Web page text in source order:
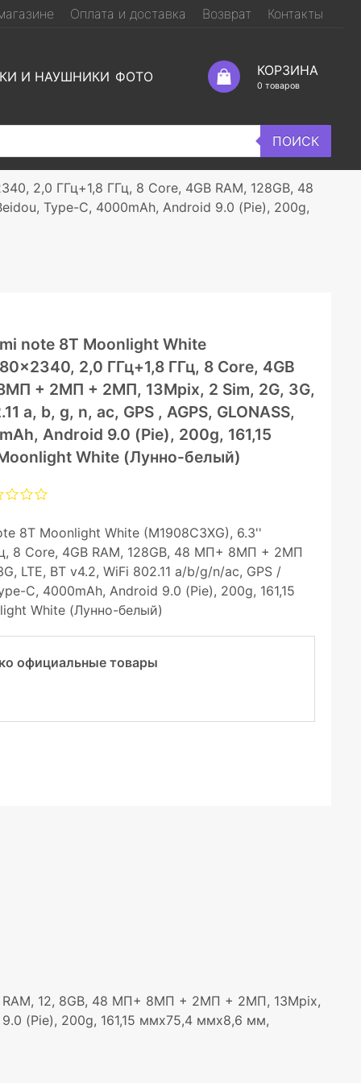
Оплата и доставка Возврат Контакты
И НАУШНИКИ ФОТО КОРЗИНА
0 товаров
ПОИСК
2,0 ГГц+1,8 ГГц, 8 Core, 4GB RAM, 128GB, 48
Type-C, 4000mAh, Android 9.0 (Pie), 200g,
note 8T Moonlight White
2,0 ГГц+1,8 ГГц, 8 Core, 4GB
+ 2МП + 2МП, 13Mpix, 2 Sim, 2G, 3G,
a, b, g, n, ac, GPS , AGPS, GLONASS,
Android 9.0 (Pie), 200g, 161,15
White (Лунно-белый)
8T Moonlight White (M1908C3XG), 6.3''
8 Core, 4GB RAM, 128GB, 48 МП+ 8МП + 2МП
LTE, BT v4.2, WiFi 802.11 a/b/g/n/ac, GPS /
C, 4000mAh, Android 9.0 (Pie), 200g, 161,15
White (Лунно-белый)
официальные товары
RAM, 12, 8GB, 48 МП+ 8МП + 2МП + 2МП, 13Mpix,
9.0 (Pie), 200g, 161,15 ммx75,4 ммx8,6 мм,